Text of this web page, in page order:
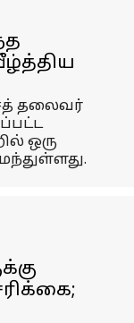
தலைவர்
ஒரு